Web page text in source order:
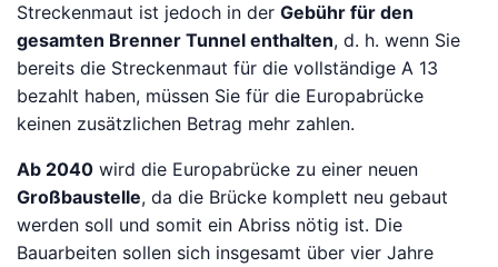
Streckenmaut ist jedoch in der Gebühr für den
gesamten Brenner Tunnel enthalten, d. h. wenn Sie
bereits die Streckenmaut für die vollständige A 13
bezahlt haben, müssen Sie für die Europabrücke
keinen zusätzlichen Betrag mehr zahlen.
Ab 2040 wird die Europabrücke zu einer neuen
Großbaustelle, da die Brücke komplett neu gebaut
werden soll und somit ein Abriss nötig ist. Die
Bauarbeiten sollen sich insgesamt über vier Jahre